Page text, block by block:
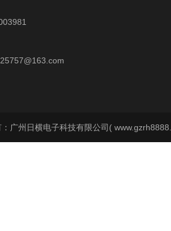
广州日横电子科技有限公司(